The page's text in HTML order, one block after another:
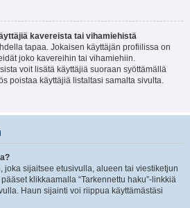
kavereista tai vihamiehistä
tapaa. Jokaisen käyttäjän profiilissa on
joko kavereihin tai vihamiehiin.
voit lisätä käyttäjiä suoraan syöttämällä
poistaa käyttäjiä listaltasi samalta sivulta.
joka sijaitsee etusivulla, alueen tai viestiketjun
klikkaamalla “Tarkennettu haku”-linkkiä
Haun sijainti voi riippua käyttämästäsi